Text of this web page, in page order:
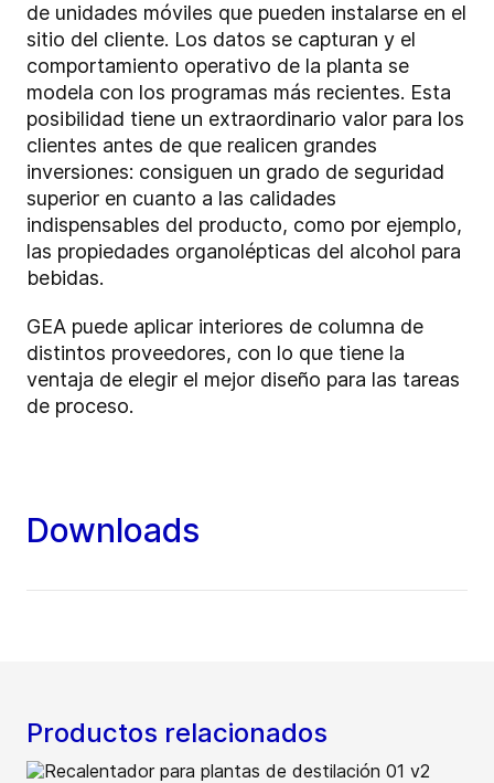
de unidades móviles que pueden instalarse en el
sitio del cliente. Los datos se capturan y el
comportamiento operativo de la planta se
modela con los programas más recientes. Esta
posibilidad tiene un extraordinario valor para los
clientes antes de que realicen grandes
inversiones: consiguen un grado de seguridad
superior en cuanto a las calidades
indispensables del producto, como por ejemplo,
las propiedades organolépticas del alcohol para
bebidas.
GEA puede aplicar interiores de columna de
distintos proveedores, con lo que tiene la
ventaja de elegir el mejor diseño para las tareas
de proceso.
Downloads
Productos relacionados